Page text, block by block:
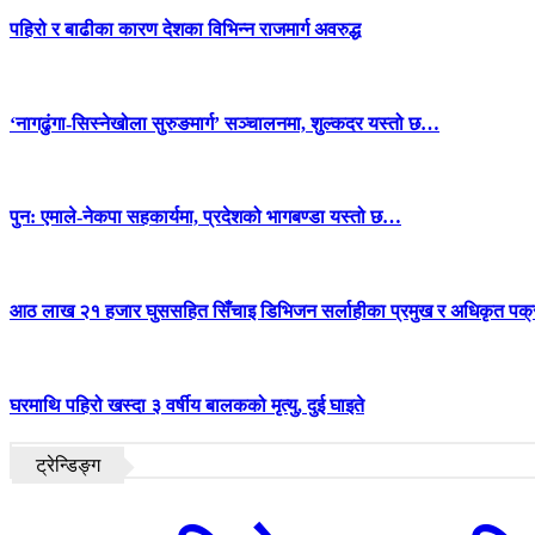
पहिरो र बाढीका कारण देशका विभिन्न राजमार्ग अवरुद्ध
‘नागढुंगा-सिस्नेखोला सुरुङमार्ग’ सञ्चालनमा, शुल्कदर यस्तो छ…
पुन: एमाले-नेकपा सहकार्यमा, प्रदेशको भागबण्डा यस्तो छ…
आठ लाख २१ हजार घुससहित सिँचाइ डिभिजन सर्लाहीका प्रमुख र अधिकृत
घरमाथि पहिरो खस्दा ३ वर्षीय बालकको मृत्यु, दुई घाइते
ट्रेन्डिङ्ग